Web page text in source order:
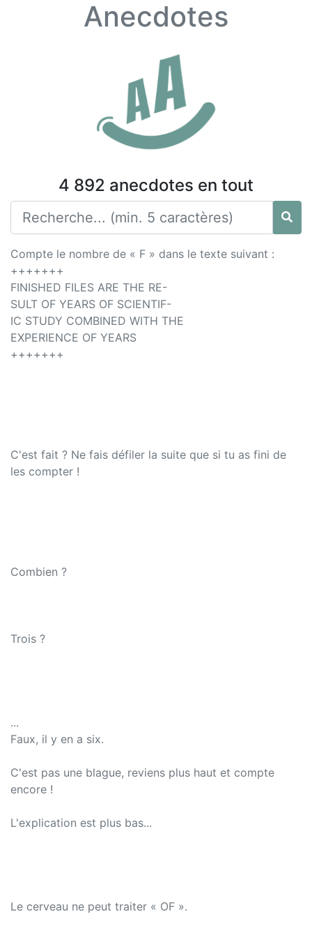
Anecdotes
4 892 anecdotes en tout
Compte le nombre de « F » dans le texte suivant :
+++++++
FINISHED FILES ARE THE RE-
SULT OF YEARS OF SCIENTIF-
IC STUDY COMBINED WITH THE
EXPERIENCE OF YEARS
+++++++
C'est fait ? Ne fais défiler la suite que si tu as fini de
les compter !
Combien ?
Trois ?
...
Faux, il y en a six.
C'est pas une blague, reviens plus haut et compte
encore !
L'explication est plus bas...
Le cerveau ne peut traiter « OF ».